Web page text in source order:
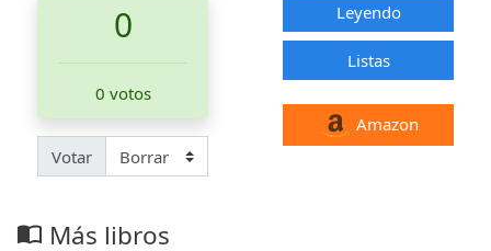
0
0 votos
Votar
Leyendo
Listas
Amazon
import_contacts Más libros